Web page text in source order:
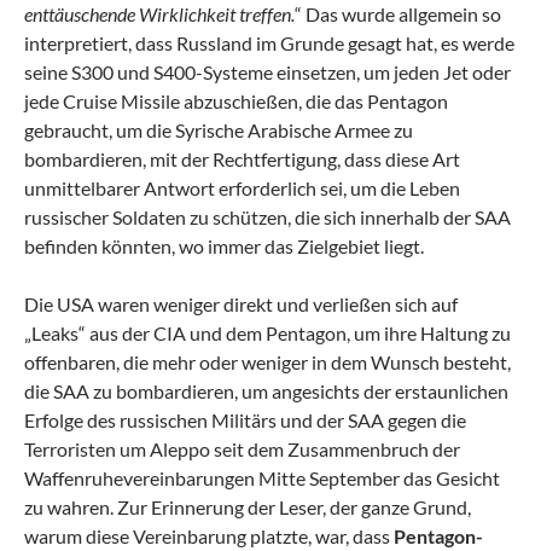
enttäuschende Wirklichkeit treffen.“ Das wurde allgemein so
interpretiert, dass Russland im Grunde gesagt hat, es werde
seine S300 und S400-Systeme einsetzen, um jeden Jet oder
jede Cruise Missile abzuschießen, die das Pentagon
gebraucht, um die Syrische Arabische Armee zu
bombardieren, mit der Rechtfertigung, dass diese Art
unmittelbarer Antwort erforderlich sei, um die Leben
russischer Soldaten zu schützen, die sich innerhalb der SAA
befinden könnten, wo immer das Zielgebiet liegt.
Die USA waren weniger direkt und verließen sich auf
„Leaks“ aus der CIA und dem Pentagon, um ihre Haltung zu
offenbaren, die mehr oder weniger in dem Wunsch besteht,
die SAA zu bombardieren, um angesichts der erstaunlichen
Erfolge des russischen Militärs und der SAA gegen die
Terroristen um Aleppo seit dem Zusammenbruch der
Waffenruhevereinbarungen Mitte September das Gesicht
zu wahren. Zur Erinnerung der Leser, der ganze Grund,
warum diese Vereinbarung platzte, war, dass Pentagon-